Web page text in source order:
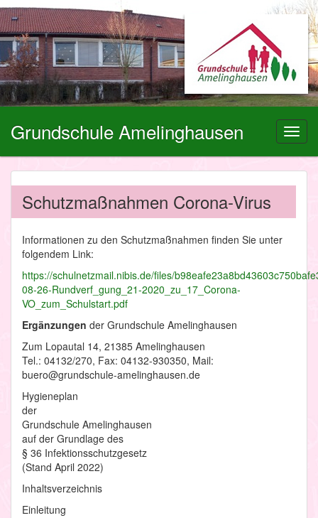
Grundschule Amelinghausen
Schutzmaßnahmen Corona-Virus
Informationen zu den Schutzmaßnahmen finden Sie unter
folgendem Link:
https://schulnetzmail.nibis.de/files/
08-26-Rundverf_gung_21-2020_zu_17_Corona-
VO_zum_Schulstart.pdf
Ergänzungen der Grundschule Amelinghausen
Zum Lopautal 14, 21385 Amelinghausen
Tel.: 04132/270, Fax: 04132-930350, Mail:
buero@grundschule-amelinghausen.de
Hygieneplan
der
Grundschule Amelinghausen
auf der Grundlage des
§ 36 Infektionsschutzgesetz
(Stand April 2022)
Inhaltsverzeichnis
Einleitung